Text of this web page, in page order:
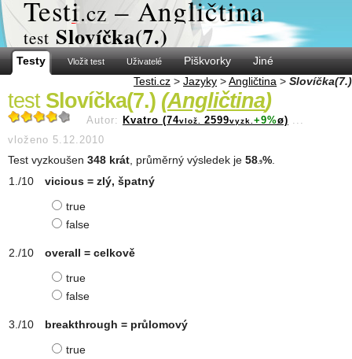
Testi.cz – Angličtina
test Slovíčka(7.)
Testy Vložit test Uživatelé Piškvorky
Jiné
Testi.cz > Jazyky >Angličtina > Slovíčka(7.)
test Slovíčka(7.) (Angličtina)
Autor: Kvatro (74vlož. 2599vyzk. +9%ø) ...
vloženo 5.12.2010
Test vyzkoušen 348 krát , průměrný výsledek je 58 .9%
vicious = zlý, špatný
true
false
overall = celkově
true
false
breakthrough = průlomový
true